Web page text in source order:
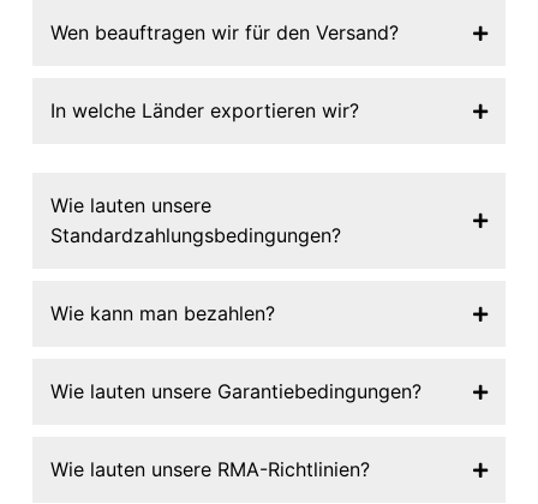
Wen beauftragen wir für den Versand?
In welche Länder exportieren wir?
Wie lauten unsere
Standardzahlungsbedingungen?
Wie kann man bezahlen?
Wie lauten unsere Garantiebedingungen?
Wie lauten unsere RMA-Richtlinien?